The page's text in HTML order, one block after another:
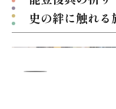
史の絆に触れる